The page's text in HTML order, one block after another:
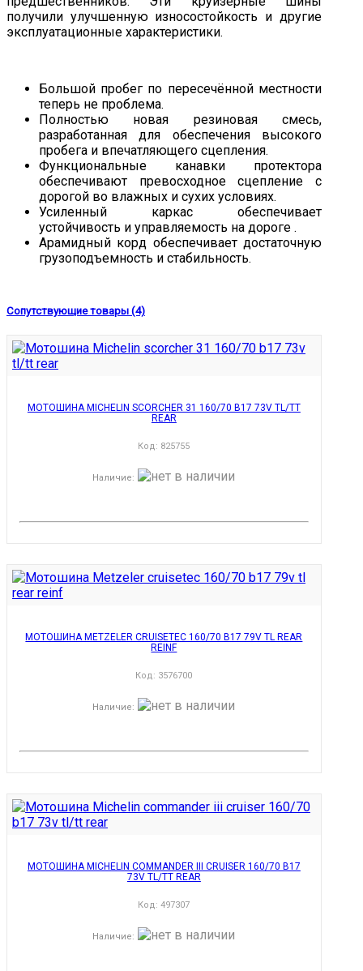
получили улучшенную износостойкость и другие
эксплуатационные характеристики.
Большой пробег по пересечённой местности
теперь не проблема.
Полностью новая резиновая смесь,
разработанная для обеспечения высокого
пробега и впечатляющего сцепления.
Функциональные канавки протектора
обеспечивают превосходное сцепление с
дорогой во влажных и сухих условиях.
Усиленный каркас обеспечивает
устойчивость и управляемость на дороге .
Арамидный корд обеспечивает достаточную
грузоподъемность и стабильность.
Сопутствующие товары (4)
МОТОШИНА MICHELIN SCORCHER 31 160/70 B17 73V TL/TT
REAR
Код: 825755
Наличие:
МОТОШИНА METZELER CRUISETEC 160/70 B17 79V TL REAR
REINF
Код: 3576700
Наличие:
МОТОШИНА MICHELIN COMMANDER III CRUISER 160/70 B17
73V TL/TT REAR
Код:497307
Наличие: